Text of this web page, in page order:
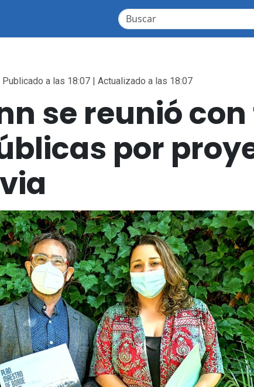
Publicado a las 18:07 | Actualizado a las 18:07
se reunió
por